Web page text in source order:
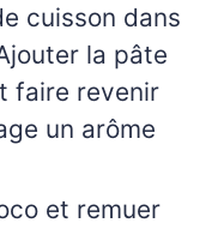
cuisson dans
la pâte
faire revenir
un arôme
et remuer